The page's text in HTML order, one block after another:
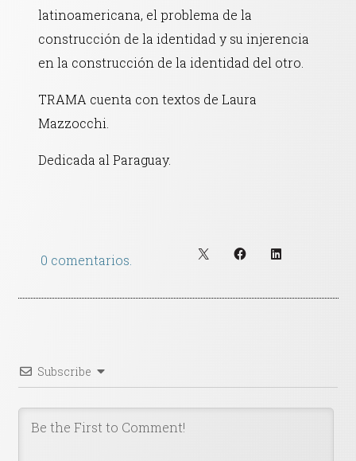
latinoamericana, el problema de la
construcción de la identidad y su injerencia
en la construcción de la identidad del otro.
TRAMA cuenta con textos de Laura
Mazzocchi.
Dedicada al Paraguay.
0 comentarios.
Subscribe